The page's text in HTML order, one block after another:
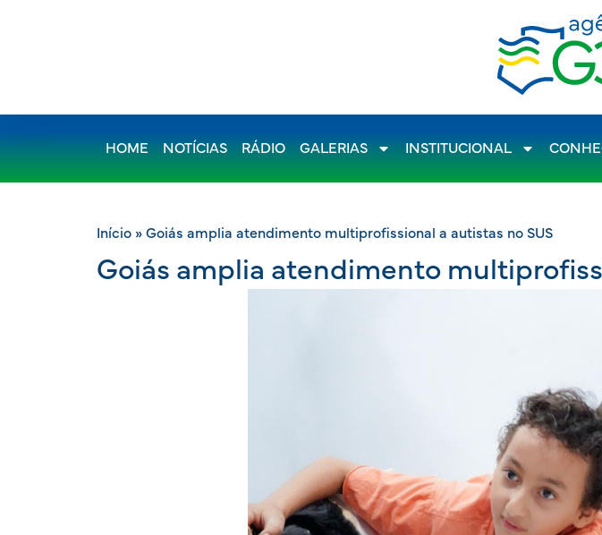
HOME NOTÍCIAS RÁDIO GALERIAS INSTITUCIONAL
Início » Goiás amplia atendimento multiprofissional a autistas no SUS
Goiás amplia atendimento